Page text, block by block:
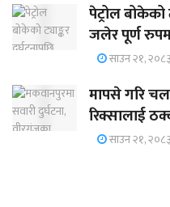
पेट्रोल
जलेर पूर्ण
साउन २१, २०८३
मापसे गरि
रिक्सालाई
साउन २१, २०८३